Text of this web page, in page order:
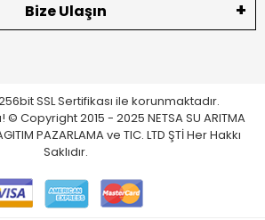
Bize Ulaşın
SSL Sertifikası ile korunmaktadır.
© Copyright 2015 - 2025 NETSA SU ARITMA
PAZARLAMA ve TIC. LTD ŞTİ Her Hakkı
Saklıdır.